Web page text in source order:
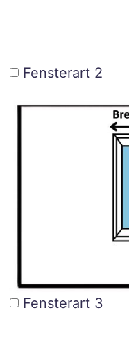
Fensterart 2
Fensterart 3